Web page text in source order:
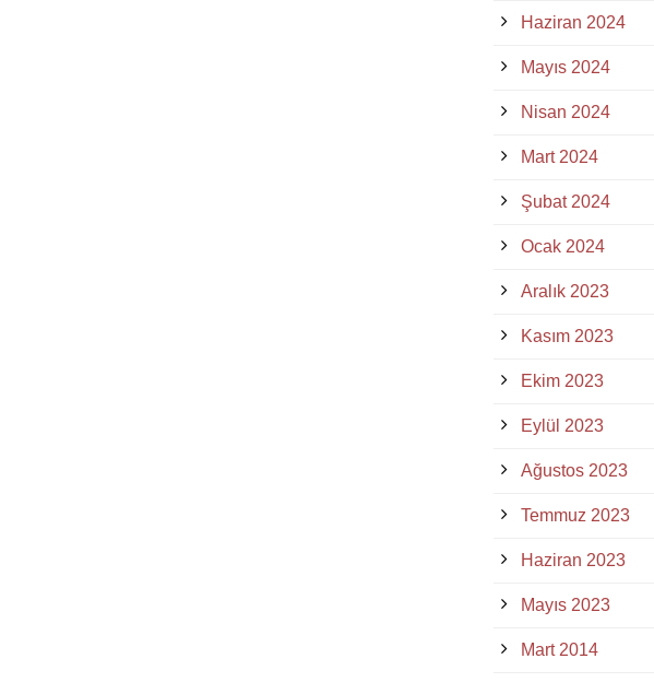
Haziran 2024
Mayıs 2024
Nisan 2024
Mart 2024
Şubat 2024
Ocak 2024
Aralık 2023
Kasım 2023
Ekim 2023
Eylül 2023
Ağustos 2023
Temmuz 2023
Haziran 2023
Mayıs 2023
Mart 2014